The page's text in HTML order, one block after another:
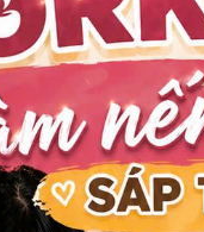
vận chuyển mùi
mát và sạch, sáp
ngọt ngào của
bụi bẩn mang ion